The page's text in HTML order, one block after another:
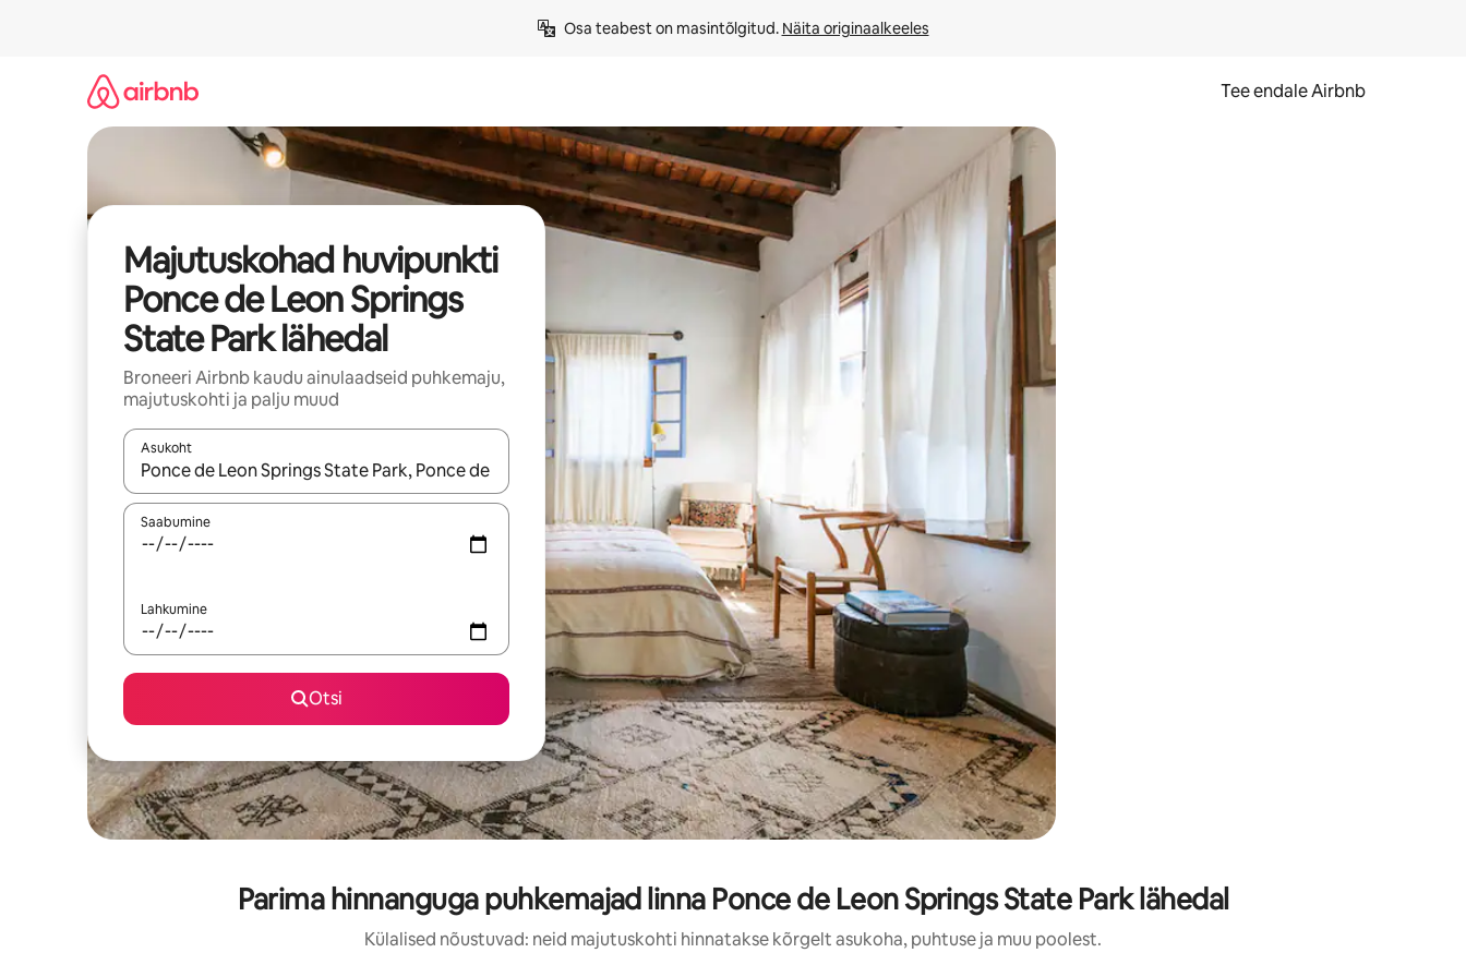
Osa teabest on masintõlgitud. Näita originaalkeeles
Tee endale Airbnb
Majutuskohad huvipunkti
Ponce de Leon Springs
State Park lähedal
Broneeri Airbnb kaudu ainulaadseid puhkemaju,
majutuskohti ja palju muud
Asukoht
Kui tulemused on kuvatud, liigu ekraanil nooleklahvidega või puuduta või tõmba mööda ekraani.
Saabumine
Lahkumine
Otsi
Parima hinnanguga puhkemajad linna Ponce de Leon Springs State Park lähedal
Külalised nõustuvad: neid majutuskohti hinnatakse kõrgelt asukoha, puhtuse ja muu poolest.